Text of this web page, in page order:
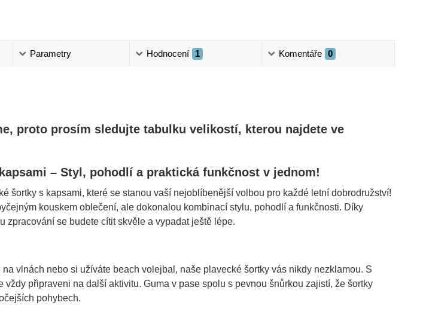
Parametry Hodnocení 1 Komentáře 0
proto prosím sledujte tabulku velikostí, kterou najdete ve
– Styl, pohodlí a praktická funkčnost v jednom!
šortky s kapsami, které se stanou vaší nejoblíbenější volbou pro každé letní dobrodružství!
kouskem oblečení, ale dokonalou kombinací stylu, pohodlí a funkčnosti. Díky
zpracování se budete cítit skvěle a vypadat ještě lépe.
vlnách nebo si užíváte beach volejbal, naše plavecké šortky vás nikdy nezklamou. S
vždy připraveni na další aktivitu. Guma v pase spolu s pevnou šnůrkou zajistí, že šortky
pohybech.